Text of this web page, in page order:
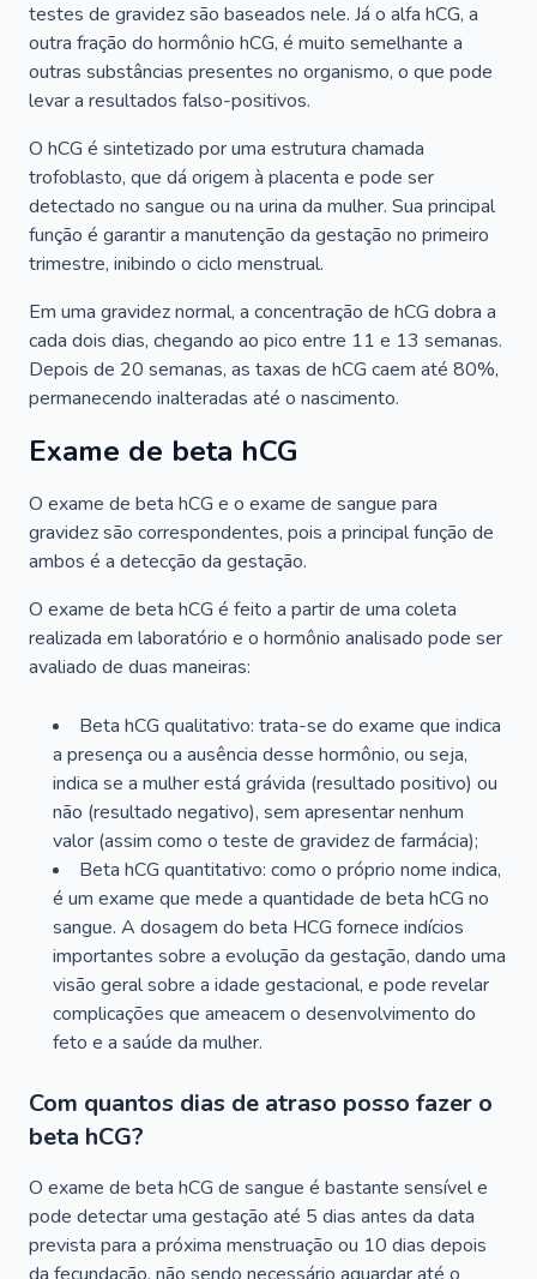
testes de gravidez são baseados nele. Já o alfa hCG, a
outra fração do hormônio hCG, é muito semelhante a
outras substâncias presentes no organismo, o que pode
levar a resultados falso-positivos.
O hCG é sintetizado por uma estrutura chamada
trofoblasto, que dá origem à placenta e pode ser
detectado no sangue ou na urina da mulher. Sua principal
função é garantir a manutenção da gestação no primeiro
trimestre, inibindo o ciclo menstrual.
Em uma gravidez normal, a concentração de hCG dobra a
cada dois dias, chegando ao pico entre 11 e 13 semanas.
Depois de 20 semanas, as taxas de hCG caem até 80%,
permanecendo inalteradas até o nascimento.
Exame de beta hCG
O exame de beta hCG e o exame de sangue para
gravidez são correspondentes, pois a principal função de
ambos é a detecção da gestação.
O exame de beta hCG é feito a partir de uma coleta
realizada em laboratório e o hormônio analisado pode ser
avaliado de duas maneiras:
Beta hCG qualitativo: trata-se do exame que indica
a presença ou a ausência desse hormônio, ou seja,
indica se a mulher está grávida (resultado positivo) ou
não (resultado negativo), sem apresentar nenhum
valor (assim como o teste de gravidez de farmácia);
Beta hCG quantitativo: como o próprio nome indica,
é um exame que mede a quantidade de beta hCG no
sangue. A dosagem do beta HCG fornece indícios
importantes sobre a evolução da gestação, dando uma
visão geral sobre a idade gestacional, e pode revelar
complicações que ameacem o desenvolvimento do
feto e a saúde da mulher.
Com quantos dias de atraso posso fazer o
beta hCG?
O exame de beta hCG de sangue é bastante sensível e
pode detectar uma gestação até 5 dias antes da data
prevista para a próxima menstruação ou 10 dias depois